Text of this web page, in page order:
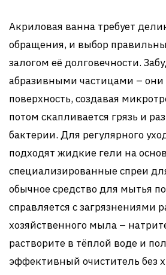
Акриловая ванна требует
обращения, и выбор
залогом её долговечности.
абразивными частицами –
поверхность, создавая
потом скапливается грязь и
бактерии. Для регулярного
подходят жидкие гели на
специализированные спреи
обычное средство для мытья
справляется с загрязнениями
хозяйственного мыла –
растворите в тёплой воде и
эффективный очиститель без